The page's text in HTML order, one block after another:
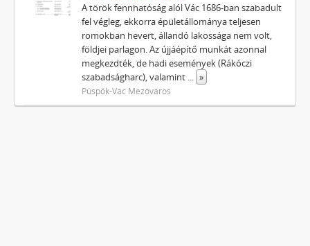
A török fennhatóság alól Vác 1686-ban szabadult
fel végleg, ekkorra épületállománya teljesen
romokban hevert, állandó lakossága nem volt,
földjei parlagon. Az újjáépítő munkát azonnal
megkezdték, de hadi események (Rákóczi
szabadságharc), valamint ... »
Püspök-Vác Mezőváros